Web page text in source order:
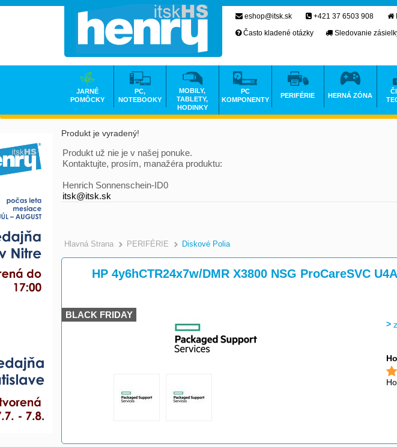
Produkt je vyradený!
Produkt už nie je v našej ponuke.
Kontaktujte, prosím, manažéra produktu:
Henrich Sonnenschein-ID0
itsk@itsk.sk
Hlavná Strana >
PERIFÉRIE >
Diskové Polia
HP 4y6hCTR24x7w/DMR X3800 NSG ProCareSVC
BLACK FRIDAY
eshop@itsk.sk +421 37 6503 908
Často kladené otázky
Sledovanie
JARNÉ
POMÔCKY
PC,
NOTEBOOKY
MOBILY,
TABLETY,
HODINKY
PC
KOMPONENTY
PERIFÉRIE HERNÁ ZÓNA